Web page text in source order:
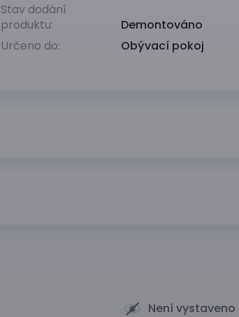
Stav dodání
produktu:
Demontováno
Určeno do:
Obývací pokoj
Není vystaveno